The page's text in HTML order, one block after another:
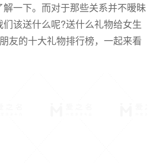
一下。而对于那些关系并不暧昧
该送什么呢?送什么礼物给女生
友的十大礼物排行榜，一起来看